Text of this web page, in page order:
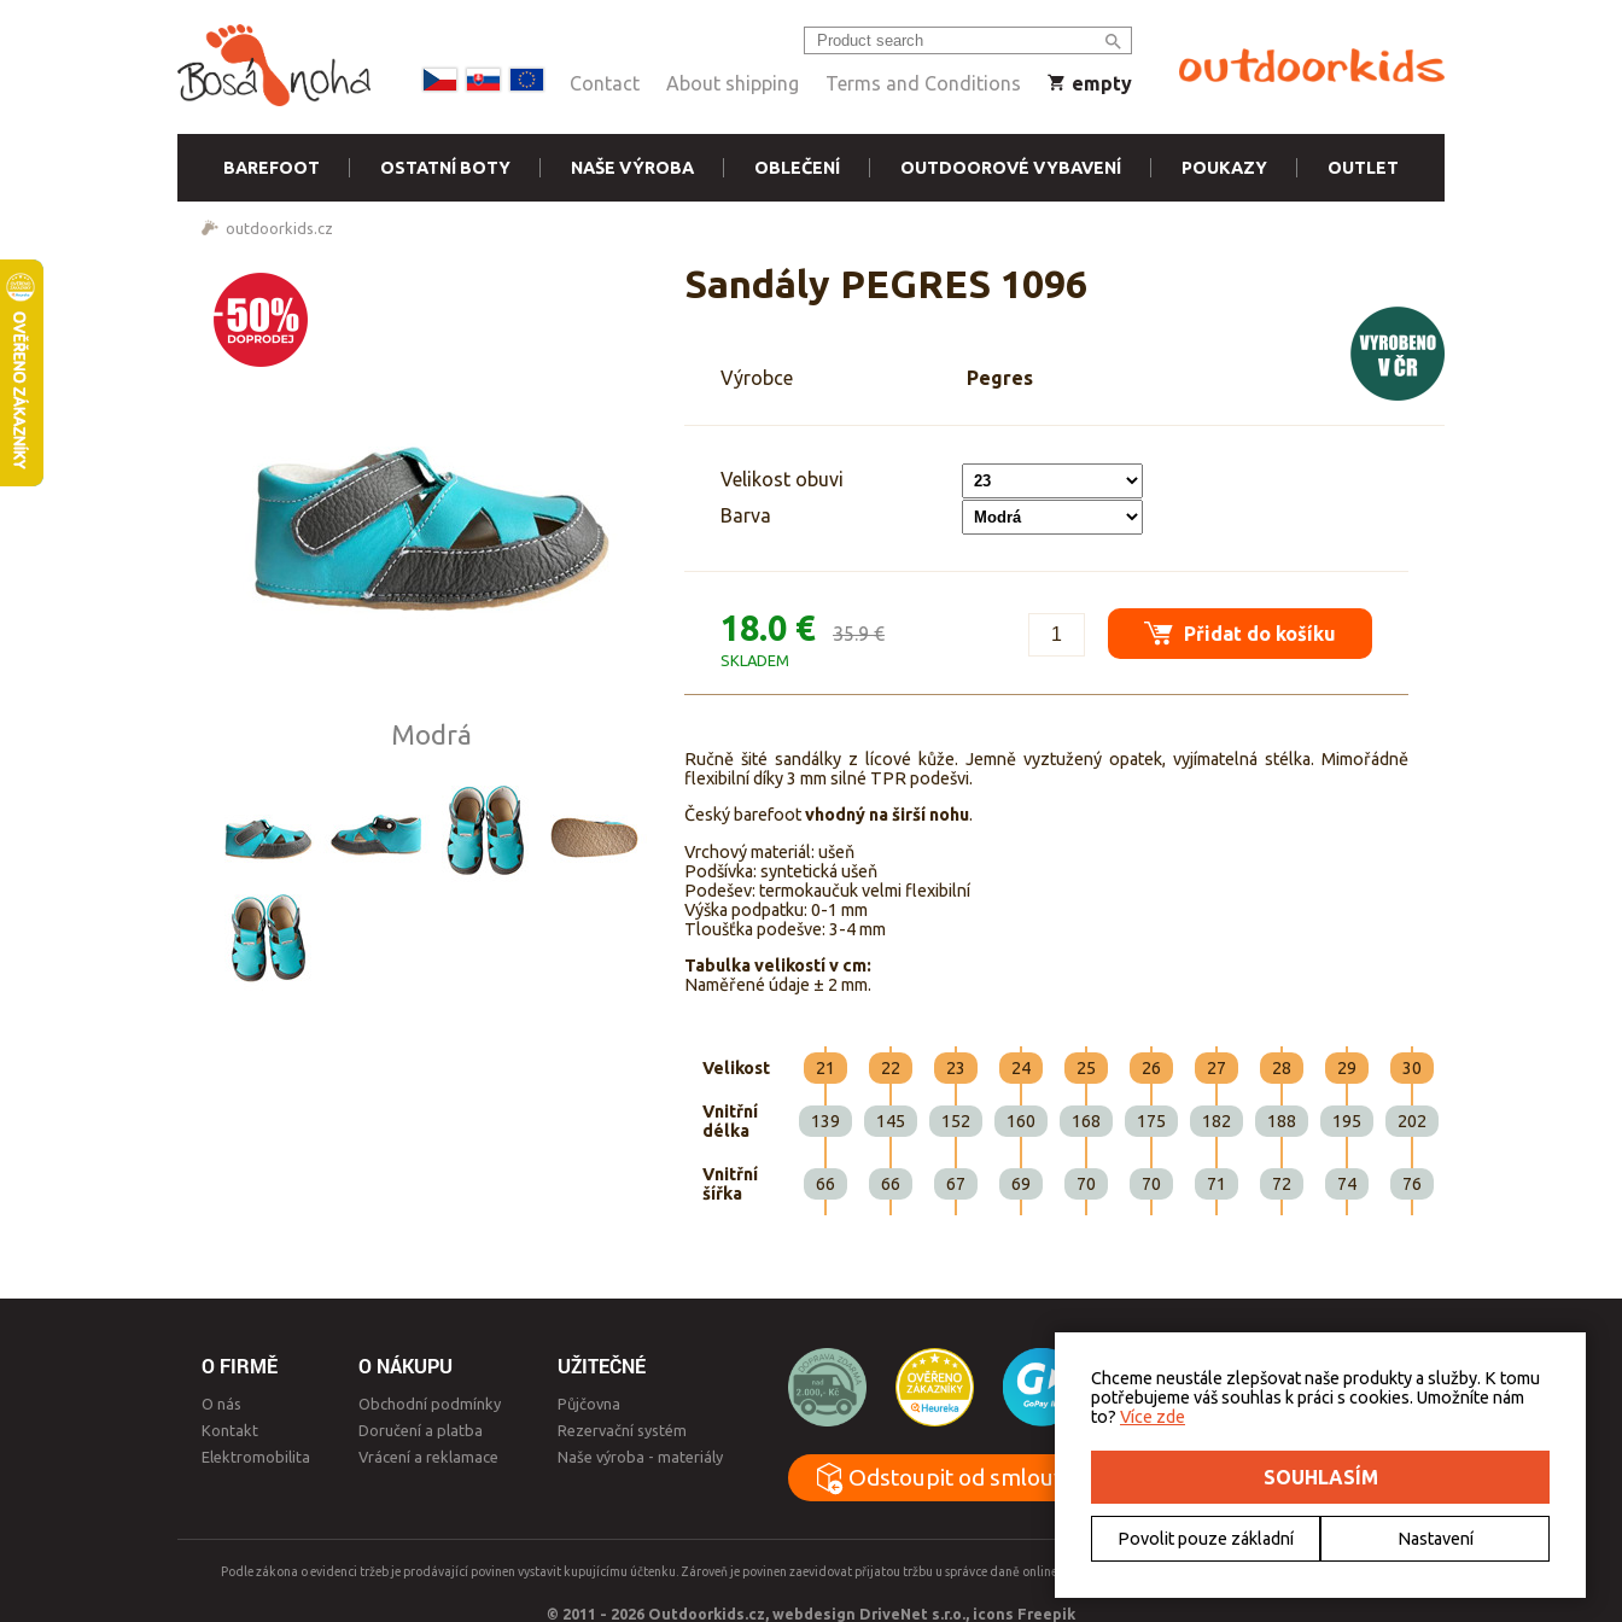
Contact About shipping Terms and Conditions empty
BAREFOOT OSTATNÍ BOTY NAŠE VÝROBA OBLEČENÍ OUTDOOROVÉ VYBAVENÍ POUKAZY OUTLET
outdoorkids.cz
Sandály PEGRES 1096
Modrá
Výrobce Pegres
Velikost obuvi
Barva
18.0 € 35.9 €
SKLADEM
Přidat do košíku
Ručně šité sandálky z lícové kůže. Jemně vyztužený opatek, vyjímatelná stélka. Mimořádně
flexibilní díky 3 mm silné TPR podešvi.
Český barefootvhodný na širší nohu.
Vrchový materiál: ušeň
Podšívka: syntetická ušeň
Podešev: termokaučuk velmi flexibilní
Výška podpatku: 0-1 mm
Tloušťka podešve: 3-4 mm
Tabulka velikostí v cm:
Naměřené údaje ± 2 mm.
Velikost 21 22 23 24 25 26 27 28 29 30
Vnitřní
délka
139 145 152 160 168 175 182 188 195 202
Vnitřní
šířka
66 66 67 69 70 70 71 72 74 76
O FIRMĚ
O nás
Kontakt
Elektromobilita
O NÁKUPU
Obchodní podmínky
Doručení a platba
Vrácení a reklamace
UŽITEČNÉ
Půjčovna
Rezervační systém
Naše výroba - materiály
Odstoupit od smlouvy
Podle zákona o evidenci tržeb je prodávající povinen vystavit kupujícímu účtenku. Zároveň je povinen zaevidovat přijatou tržbu u správce daně online, v případě technického výpadku pak nejpozději do 48 hodin.
© 2011 - 2026 Outdoorkids.cz, webdesign DriveNet s.r.o., icons Freepik
Chceme neustále zlepšovat naše produkty a služby. K tomu
potřebujeme váš souhlas k práci s cookies. Umožníte nám
to? Více zde
SOUHLASÍM
Povolit pouze základní Nastavení